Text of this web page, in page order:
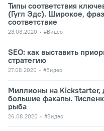
Типы соответствия
(Гугл Эдс). Широкое,
соответствие
28.08.2020 #Видео
SEO: как выставить
стратегию
27.08.2020 #Видео
Миллионы на Kickstarter,
большие факапы.
рыба
26.08.2020 #Видео